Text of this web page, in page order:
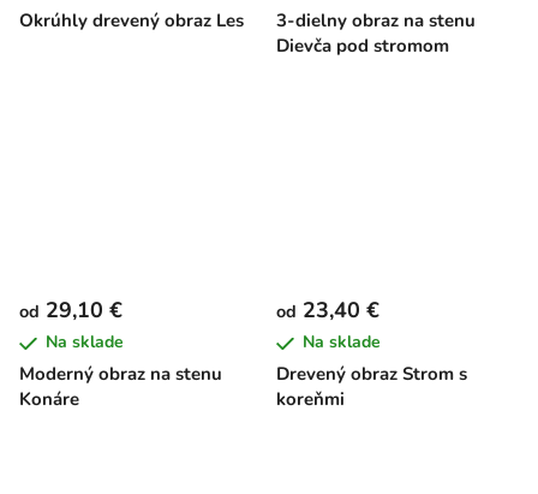
Okrúhly drevený obraz Les
3-dielny obraz na stenu
Dievča pod stromom
Moderný obraz na stenu
Konáre
od 29,10 €
Na sklade
Drevený obraz Strom s
koreňmi
od 23,40 €
Na sklade